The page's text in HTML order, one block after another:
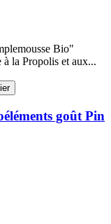
Bio"
à la Propolis et aux...
goût Pin